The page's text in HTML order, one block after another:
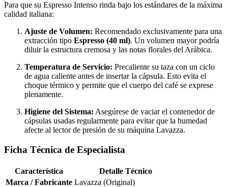
Para que su Espresso Intenso rinda bajo los estándares de la máxima
calidad italiana:
Ajuste de Volumen: Recomendado exclusivamente para una
extracción tipo Espresso (40 ml). Un volumen mayor podría
diluir la estructura cremosa y las notas florales del Arábica.
Temperatura de Servicio: Precaliente su taza con un ciclo
de agua caliente antes de insertar la cápsula. Esto evita el
choque térmico y permite que el cuerpo del café se exprese
plenamente.
Higiene del Sistema: Asegúrese de vaciar el contenedor de
cápsulas usadas regularmente para evitar que la humedad
afecte al lector de presión de su máquina Lavazza.
Ficha Técnica de Especialista
Característica
Detalle Técnico
Marca / Fabricante Lavazza (Original)